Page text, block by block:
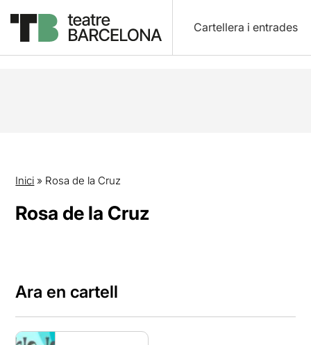
Cartellera i entrades
Inici » Rosa de la Cruz
Rosa de la Cruz
Ara en cartell